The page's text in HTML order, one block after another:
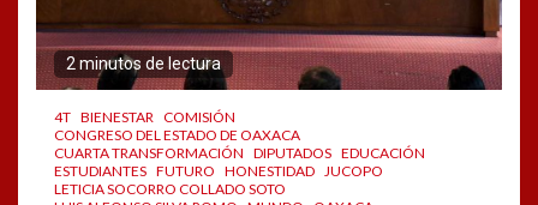
2 minutos de lectura
4T BIENESTAR COMISIÓN
CONGRESO DEL ESTADO DE OAXACA
CUARTA TRANSFORMACIÓN DIPUTADOS EDUCACIÓN
ESTUDIANTES FUTURO HONESTIDAD JUCOPO
LETICIA SOCORRO COLLADO SOTO